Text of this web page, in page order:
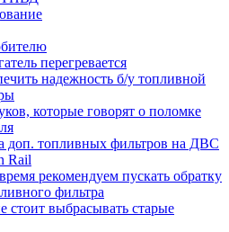
перегревается
надежность б/у топливной
которые говорят о поломке
доп. топливных фильтров на ДВС
Rail
рекомендуем пускать обратку
фильтра
стоит выбрасывать старые